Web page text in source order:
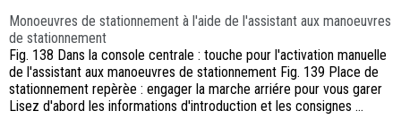
Monoeuvres de stationnement à l'aide de l'assistant aux manoeuvres
de stationnement
Fig. 138 Dans la console centrale : touche pour l'activation manuelle
de l'assistant aux manoeuvres de stationnement Fig. 139 Place de
stationnement repèrèe : engager la marche arriére pour vous garer
Lisez d'abord les informations d'introduction et les consignes ...